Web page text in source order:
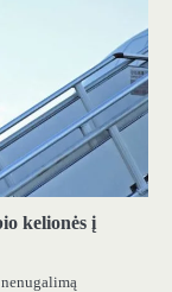
kelionės į